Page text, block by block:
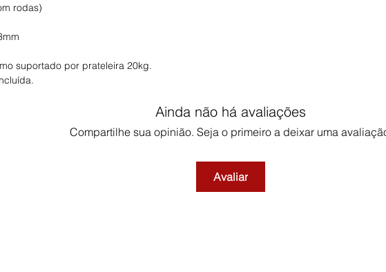
rodas)
suportado por prateleira 20kg.
Ainda não há avaliações
Compartilhe sua opinião. Seja o primeiro a deixar uma
Avaliar